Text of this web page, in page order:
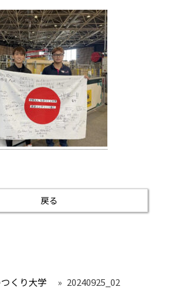
戻る
くり大学 » 20240925_02